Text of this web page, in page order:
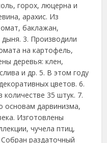
горох, люцерна и
арахис. Из
баклажан,
3. Производили
на картофель,
деревья: клен,
и др. 5. В этом году
цветов. 6.
35 штук. 7.
основам дарвинизма,
Изготовлены
чучела птиц,
раздаточный